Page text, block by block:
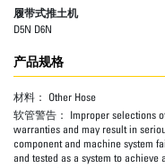
履带式推土机
D5N D6N
产品规格
材料： Other Hose
软管警告： Improper selections
warranties and may result in
component and machine system
and tested as a system to